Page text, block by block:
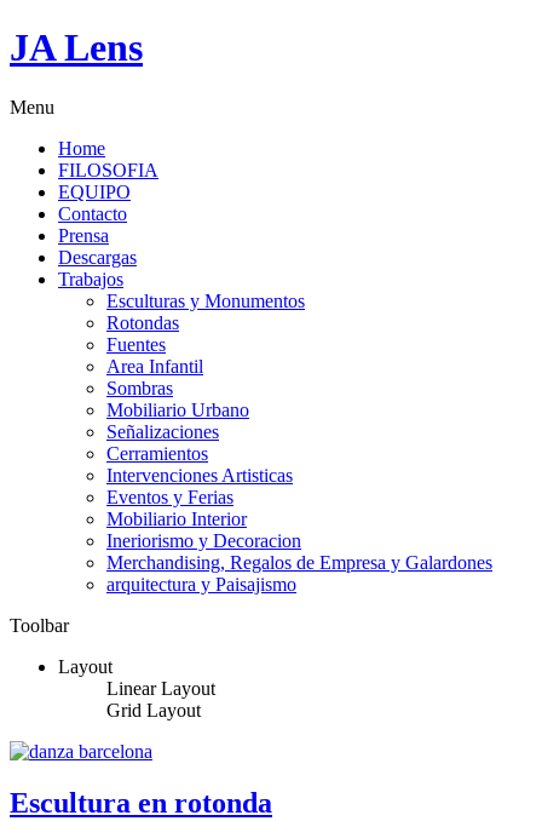
JA Lens
Menu
Home
FILOSOFIA
EQUIPO
Contacto
Prensa
Descargas
Trabajos
Esculturas y Monumentos
Rotondas
Fuentes
Area Infantil
Sombras
Mobiliario Urbano
Señalizaciones
Cerramientos
Intervenciones Artisticas
Eventos y Ferias
Mobiliario Interior
Ineriorismo y Decoracion
Merchandising, Regalos de Empresa y Galardones
arquitectura y Paisajismo
Toolbar
Layout
Linear Layout
Grid Layout
Escultura en rotonda